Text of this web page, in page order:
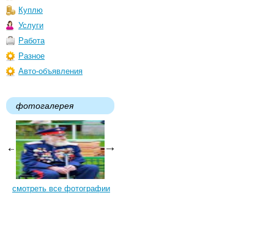
Куплю
Услуги
Работа
Разное
Авто-объявления
фотогалерея
смотреть все фотографии